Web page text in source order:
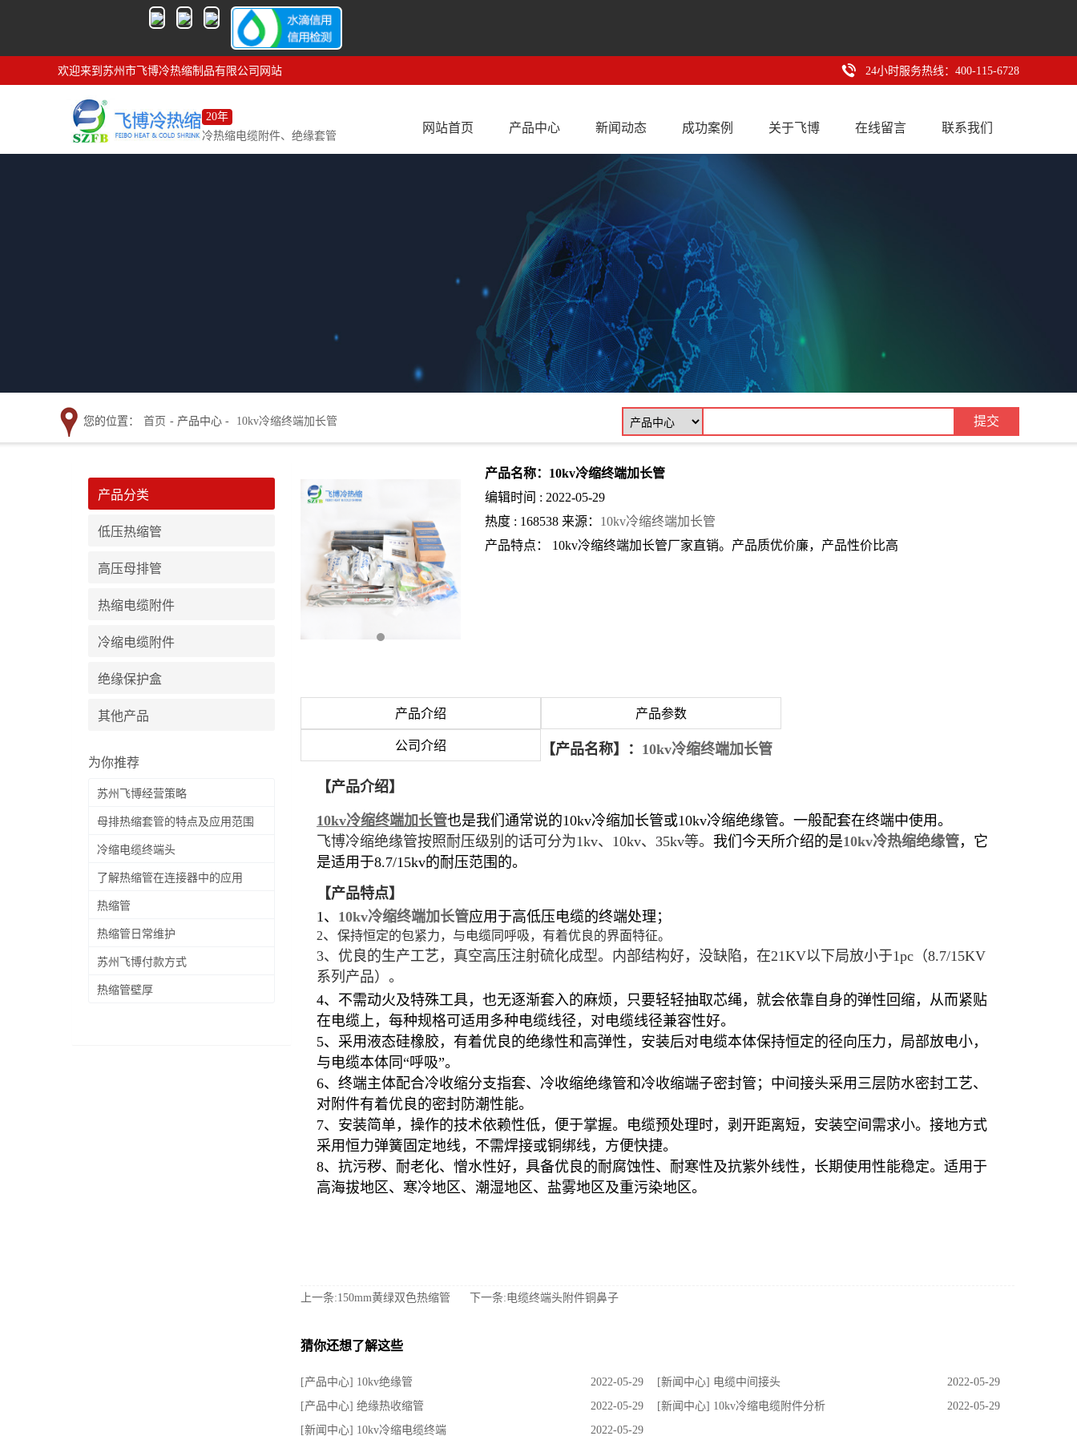
欢迎来到苏州市飞博冷热缩制品有限公司网站 24小时服务热线：400-115-6728
20年
冷热缩电缆附件、绝缘套管
网站首页 产品中心 新闻动态 成功案例 关于飞博 在线留言 联系我们
您的位置： 首页 - 产品中心 - 10kv冷缩终端加长管
产品分类
低压热缩管
高压母排管
热缩电缆附件
冷缩电缆附件
绝缘保护盒
其他产品
为你推荐
苏州飞博经营策略
母排热缩套管的特点及应用范围
冷缩电缆终端头
了解热缩管在连接器中的应用
热缩管
热缩管日常维护
苏州飞博付款方式
热缩管壁厚
产品名称：10kv冷缩终端加长管
编辑时间 : 2022-05-29
热度 : 168538 来源： 10kv冷缩终端加长管
产品特点： 10kv冷缩终端加长管厂家直销。产品质优价廉，产品性价比高
产品介绍 产品参数
公司介绍 【产品名称】： 10kv冷缩终端加长管
【产品介绍】
10kv冷缩终端加长管也是我们通常说的10kv冷缩加长管或10kv冷缩绝缘管。一般配套在终端中使用。
飞博冷缩绝缘管按照耐压级别的话可分为1kv、10kv、35kv等。 我们今天所介绍的是10kv冷热缩绝缘管，它
是适用于8.7/15kv的耐压范围的。
【产品特点】
1、 10kv冷缩终端加长管应用于高低压电缆的终端处理；
2、 保持恒定的包紧力，与电缆同呼吸，有着优良的界面特征。
3、 优良的生产工艺，真空高压注射硫化成型。内部结构好，没缺陷，在21KV以下局放小于1pc（8.7/15KV
系列产品） 。
4、不需动火及特殊工具，也无逐渐套入的麻烦，只要轻轻抽取芯绳，就会依靠自身的弹性回缩，从而紧贴
在电缆上，每种规格可适用多种电缆线径，对电缆线径兼容性好。
5、采用液态硅橡胶，有着优良的绝缘性和高弹性，安装后对电缆本体保持恒定的径向压力，局部放电小，
与电缆本体同“呼吸”。
6、终端主体配合冷收缩分支指套、冷收缩绝缘管和冷收缩端子密封管；中间接头采用三层防水密封工艺、
对附件有着优良的密封防潮性能。
7、安装简单，操作的技术依赖性低，便于掌握。电缆预处理时，剥开距离短，安装空间需求小。接地方式
采用恒力弹簧固定地线，不需焊接或铜绑线，方便快捷。
8、抗污秽、耐老化、憎水性好，具备优良的耐腐蚀性、耐寒性及抗紫外线性，长期使用性能稳定。适用于
高海拔地区、寒冷地区、潮湿地区、盐雾地区及重污染地区。
上一条:150mm黄绿双色热缩管 下一条:电缆终端头附件铜鼻子
猜你还想了解这些
[产品中心] 10kv绝缘管 2022-05-29 [新闻中心] 电缆中间接头
2022-05-29
[产品中心] 绝缘热收缩管
2022-05-29 [新闻中心] 10kv冷缩电缆附件分析
2022-05-29
[新闻中心] 10kv冷缩电缆终端
2022-05-29